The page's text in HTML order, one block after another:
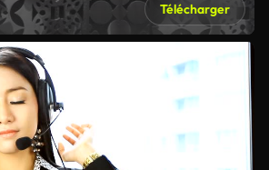
Télécharger